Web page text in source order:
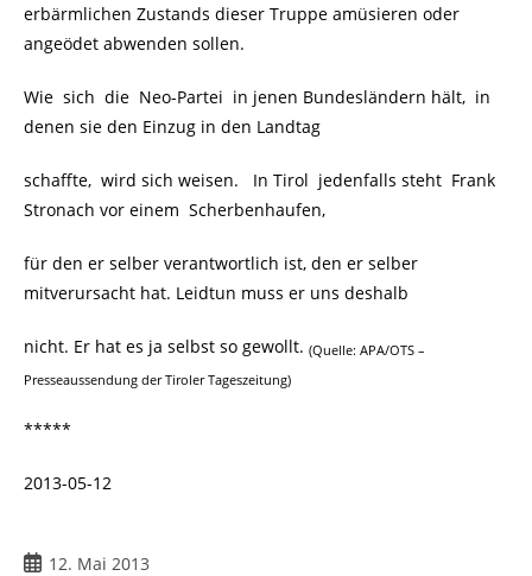
erbärmlichen Zustands dieser Truppe amüsieren oder
angeödet abwenden sollen.
Wie sich die Neo-Partei in jenen Bundesländern hält, in
denen sie den Einzug in den Landtag
schaffte, wird sich weisen. In Tirol jedenfalls steht Frank
Stronach vor einem Scherbenhaufen,
für den er selber verantwortlich ist, den er selber
mitverursacht hat. Leidtun muss er uns deshalb
nicht. Er hat es ja selbst so gewollt. (Quelle: APA/OTS –
Presseaussendung der Tiroler Tageszeitung)
*****
2013-05-12
12. Mai 2013